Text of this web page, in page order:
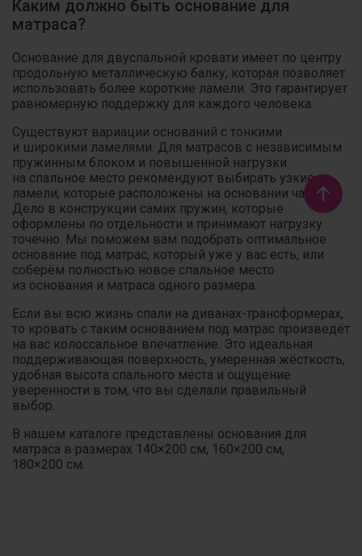
Каким должно быть основание для
матраса?
Основание для двуспальной кровати имеет по центру
продольную металлическую балку, которая позволяет
использовать более короткие ламели. Это гарантирует
равномерную поддержку для каждого человека.
Существуют вариации оснований с тонкими
и широкими ламелями. Для матрасов с независимым
пружинным блоком и повышенной нагрузки
на спальное место рекомендуют выбирать узкие
ламели, которые расположены на основании чаще.
Дело в конструкции самих пружин, которые
оформлены по отдельности и принимают нагрузку
точечно. Мы поможем вам подобрать оптимальное
основание под матрас, который уже у вас есть, или
соберём полностью новое спальное место
из основания и матраса одного размера.
Если вы всю жизнь спали на диванах-трансформерах,
то кровать с таким основанием под матрас произведёт
на вас колоссальное впечатление. Это идеальная
поддерживающая поверхность, умеренная жёсткость,
удобная высота спального места и ощущение
уверенности в том, что вы сделали правильный
выбор.
В нашем каталоге представлены основания для
матраса в размерах 140×200 см, 160×200 см,
180×200 см.